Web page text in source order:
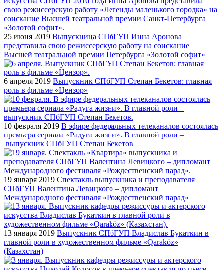
25 июня 2019 Выпускница СПбГУП Инна Аронова
представила свою режиссерскую работу на соискание
Высшей театральной премии Петербурга «Золотой софит»
6 апреля 2019 Выпускник СПбГУП Степан Бекетов: главная
роль в фильме «Цензор»
10 февраля 2019 В эфире федеральных телеканалов состоялась
премьера сериала «Радуга жизни». В главной роли –
выпускник СПбГУП Степан Бекетов
19 января 2019 Спектакль выпускника и преподавателя
СПбГУП Валентина Левицкого – дипломант
Международного фестиваля «Рождественский парад»
13 января 2019 Выпускник СПбГУП Владислав Букаткин в
главной роли в художественном фильме «Qarakóz»
(Казахстан)